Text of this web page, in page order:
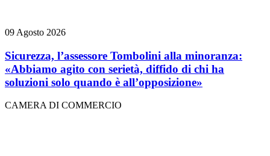
09 Agosto 2026
Sicurezza, l’assessore Tombolini alla minoranza:
«Abbiamo agito con serietà, diffido di chi ha
soluzioni solo quando è all’opposizione»
CAMERA DI COMMERCIO